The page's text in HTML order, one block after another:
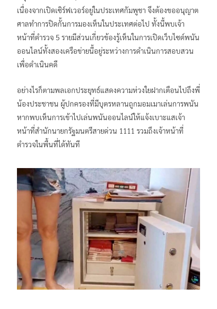
เนื่องจากเปิดเซิร์ฟเวอร์อยู่ในประเทศกัมพูชา จึงต้องขออนุญาต
ศาลทำการปิดกั้นการมองเห็นในประเทศต่อไป ทั้งนี้พบเจ้า
หน้าที่ตำรวจ 5 รายมีส่วนเกี่ยวข้องรู้เห็นในการเปิดเว็บไซต์พนัน
ออนไลน์ทั้งสองเครือข่ายนี้อยู่ระหว่างการดำเนินการสอบสวน
เพื่อดำเนินคดี
อย่างไรก็ตามพลเอกประยุทธ์แสดงความห่วงใยฝากเตือนไปถึงพี่
น้องประชาชน ผู้ปกครองที่มีบุตรหลานถูกมอมเมาเล่นการพนัน
หากพบเห็นการเข้าไปเล่นพนันออนไลน์ให้แจ้งเบาะแสเจ้า
หน้าที่สำนักนายกรัฐมนตรีสายด่วน 1111 รวมถึงเจ้าหน้าที่
ตำรวจในพื้นที่ได้ทันที